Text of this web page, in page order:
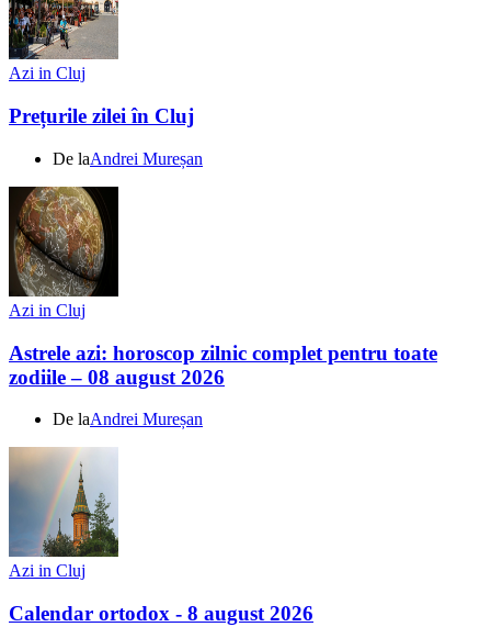
Azi in Cluj
Prețurile zilei în Cluj
De laAndrei Mureșan
Azi in Cluj
Astrele azi: horoscop zilnic complet pentru toate
zodiile – 08 august 2026
De laAndrei Mureșan
Azi in Cluj
Calendar ortodox - 8 august 2026